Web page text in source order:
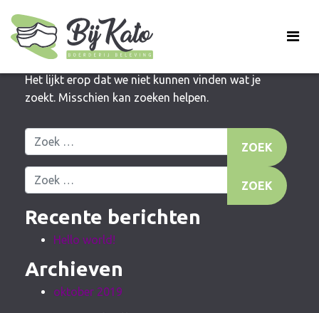
Niets gevonden
Het lijkt erop dat we niet kunnen vinden wat je
zoekt. Misschien kan zoeken helpen.
Zoek naar:
Zoek naar:
Recente berichten
Hello world!
Archieven
oktober 2019